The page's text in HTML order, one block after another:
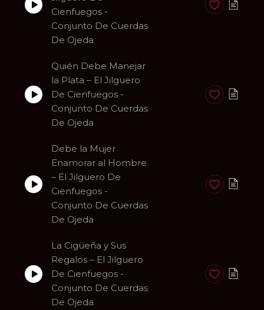
Cienfuegos -
Conjunto De Cuerdas
De Ojeda
Anadir a
Quién Debe Manejar
la Plata – El Jilguero
De Cienfuegos -
Conjunto De Cuerdas
De Ojeda
Anadir a
Debe la Mujer
Enamorar al Hombre
– El Jilguero De
Cienfuegos -
Conjunto De Cuerdas
De Ojeda
Anadir a
La Cigüeña y Sus
Regalos – El Jilguero
De Cienfuegos -
Conjunto De Cuerdas
De Ojeda
Anadir a